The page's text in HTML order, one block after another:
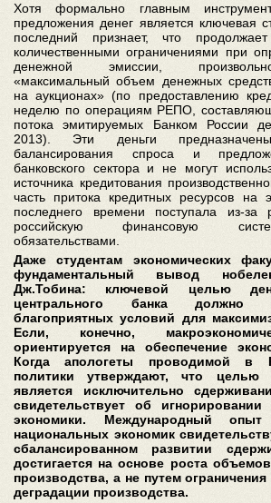
Хотя формально главным
предложения денег является ключевая
последний признает, что продолжает
количественными ограничениями при
денежной эмиссии,
«максимальный объем денежных
на аукционах» (по предоставлению
неделю по операциям РЕПО,
потока эмитируемых Банком России
2013). Эти деньги
балансирования спроса и
банковского сектора и не могут
источника кредитования
часть притока кредитных ресурсов на
последнего времени поступала из-за
российскую финансовую
обязательствами.
Даже студентам экономических
фундаментальный вывод
Дж.Тобина: ключевой целью
центрального банка должно
благоприятных условий для
Если, конечно,
ориентируется на обеспечение
Когда апологеты проводимой в
политики утверждают, что целью
является исключительно
свидетельствует об
экономики. Международный
национальных экономик
сбалансированном развитии
достигается на основе роста
производства, а не путем
деградации производства.